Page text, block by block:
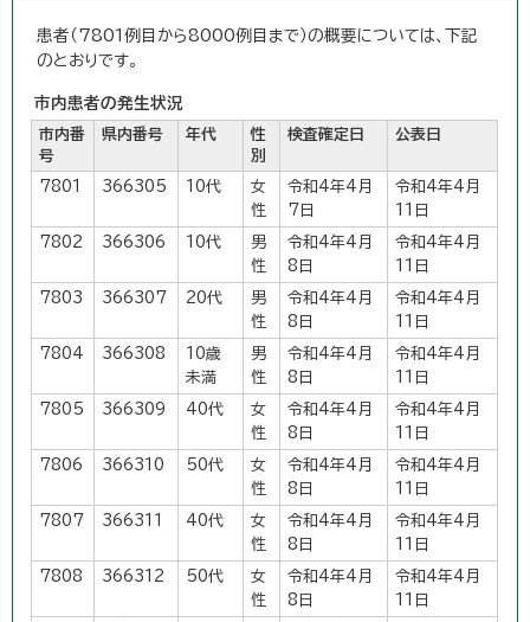
患者（7801例目から8000例目まで）の概要については、下記
のとおりです。
市内患者の発生状況
市内番
号
県内番号 年代
性
別
検査確定日 公表日
7801 366305 10代
女
性
令和4年4月
7日
令和4年4月
11日
7802 366306 10代
男
性
令和4年4月
8日
令和4年4月
11日
7803 366307 20代
男
性
令和4年4月
8日
令和4年4月
11日
7804 366308
10歳
未満
男
性
令和4年4月
8日
令和4年4月
11日
7805 366309 40代
女
性
令和4年4月
8日
令和4年4月
11日
7806 366310 50代
女
性
令和4年4月
8日
令和4年4月
11日
7807 366311 40代
女
性
令和4年4月
8日
令和4年4月
11日
7808 366312 50代
女
性
令和4年4月
8日
令和4年4月
11日